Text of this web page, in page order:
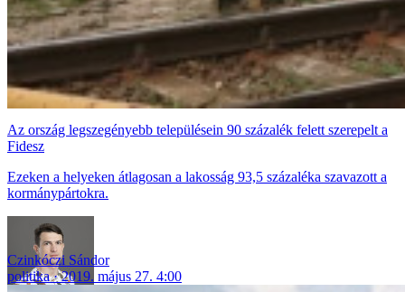
Az ország legszegényebb településein 90 százalék felett szerepelt a
Fidesz
Ezeken a helyeken átlagosan a lakosság 93,5 százaléka szavazott a
kormánypártokra.
Czinkóczi Sándor
politika
2019. május 27. 4:00